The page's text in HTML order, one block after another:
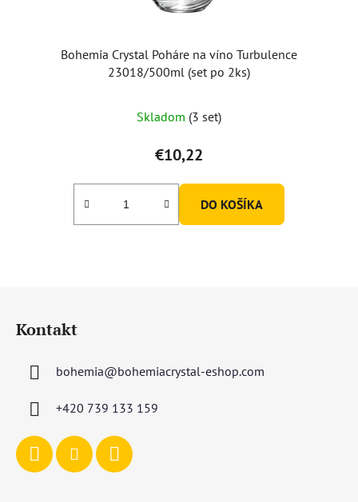
Bohemia Crystal Poháre na víno Turbulence
23018/500ml (set po 2ks)
hodnotenie
produktu
je
5,0
Skladom (3 set)
€10,22
DO KOŠÍKA
Kontakt
bohemia@bohemiacrystal-eshop.com
+420 739 133 159